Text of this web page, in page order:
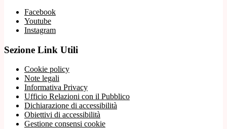
Facebook
Youtube
Instagram
Sezione Link Utili
Cookie policy
Note legali
Informativa Privacy
Ufficio Relazioni con il Pubblico
Dichiarazione di accessibilità
Obiettivi di accessibilità
Gestione consensi cookie